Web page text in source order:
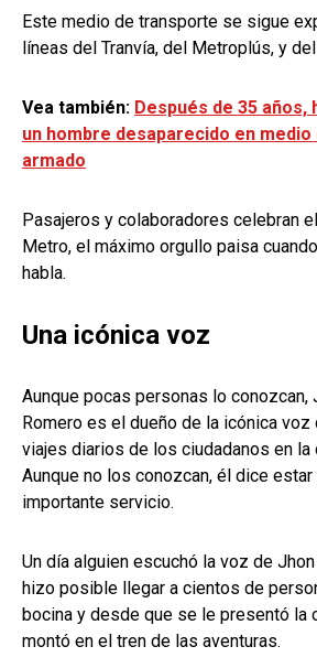
Este medio de transporte se sigue
líneas del Tranvía, del Metroplús, y
Vea también: Después de 35 años,
un hombre desaparecido en
armado
Pasajeros y colaboradores celebran
Metro, el máximo orgullo paisa
habla.
Una icónica voz
Aunque pocas personas lo conozcan,
Romero es el dueño de la icónica voz
viajes diarios de los ciudadanos en la
Aunque no los conozcan, él dice
importante servicio.
Un día alguien escuchó la voz de
hizo posible llegar a cientos de
bocina y desde que se le presentó la
montó en el tren de las aventuras.